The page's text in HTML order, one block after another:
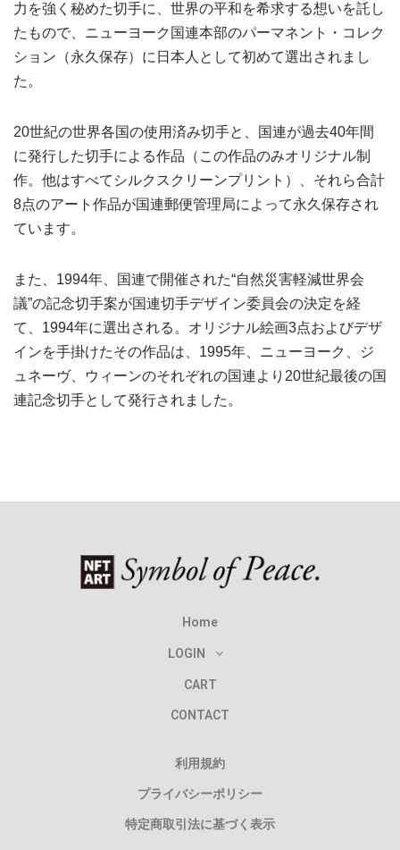
力を強く秘めた切手に、世界の平和を希求する想いを託し
たもので、ニューヨーク国連本部のパーマネント・コレク
ション（永久保存）に日本人として初めて選出されまし
た。
20世紀の世界各国の使用済み切手と、国連が過去40年間
に発行した切手による作品（この作品のみオリジナル制
作。他はすべてシルクスクリーンプリント）、それら合計
8点のアート作品が国連郵便管理局によって永久保存され
ています。
また、1994年、国連で開催された“自然災害軽減世界会
議”の記念切手案が国連切手デザイン委員会の決定を経
て、1994年に選出される。オリジナル絵画3点およびデザ
インを手掛けたその作品は、1995年、ニューヨーク、ジ
ュネーヴ、ウィーンのそれぞれの国連より20世紀最後の国
連記念切手として発行されました。
Home
LOGIN
CART
CONTACT
利用規約
プライバシーポリシー
特定商取引法に基づく表示